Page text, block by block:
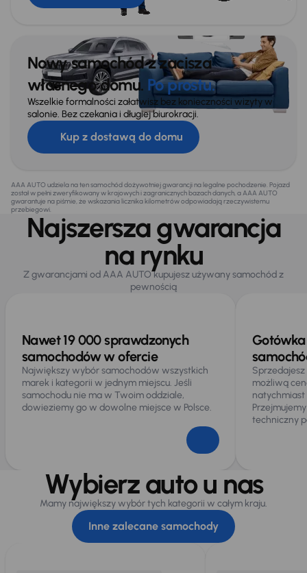
Nowy samochód z zacisza
własnego domu. Po prostu.
Wszelkie formalności załatwisz bez konieczności wizyty w
salonie. Bez czekania i długiej biurokracji.
Kup z dostawą do domu
AAA AUTO udziela na ten samochód dożywotniej gwarancji na legalne pochodzenie. Pojazd
został w pełni zweryfikowany w krajowych i zagranicznych bazach danych, a AAA AUTO
gwarantuje na piśmie, że wskazania licznika kilometrów odpowiadają rzeczywistemu
przebiegowi.
Najszersza gwarancja
na rynku
Z gwarancjami od AAA AUTO kupujesz używany samochód z
pewnością
Nawet 19 000 sprawdzonych
samochodów w ofercie
Największy wybór samochodów wszystkich
marek i kategorii w jednym miejscu. Jeśli
samochodu nie ma w Twoim oddziale,
dowieziemy go w dowolne miejsce w Polsce.
możliwą
techniczny
Wybierz auto u nas
Mamy największy wybór tych kategorii w całym kraju.
Inne zalecane samochody